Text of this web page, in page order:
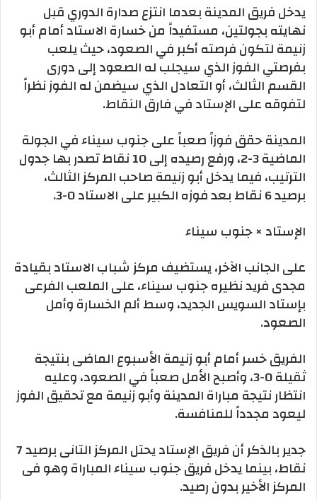
يدخل فريق المدينة بعدما انتزع صدارة الدوري قبل
نهايته بجولتين، مستفيداً من خسارة الاستاد أمام أبو
زنيمة لتكون فرصته أكبر في الصعود، حيث يلعب
بفرصتي الفوز الذي سيجلب له الصعود إلى دورى
القسم الثالث، أو التعادل الذي سيضمن له الفوز نظراً
لتفوقه على الإستاد في فارق النقاط.
المدينة حقق فوزاً صعباً على جنوب سيناء في الجولة
الماضية 3-2، ورفع رصيده إلى 10 نقاط تصدر بها جدول
الترتيب، فيما يدخل أبو زنيمة صاحب المركز الثالث،
برصيد 6 نقاط بعد فوزه الكبير على الاستاد 0-3.
الإستاد × جنوب سيناء
على الجانب الآخر، يستضيف مركز شباب الاستاد بقيادة
مجدى فريد نظيره جنوب سيناء، على الملعب الفرعى
بإستاد السويس الجديد، وسط ألم الخسارة وأمل
الصعود.
الفريق خسر أمام أبو زنيمة الأسبوع الماضى بنتيجة
ثقيلة 0-3، وأصبح الأمل صعباً في الصعود، وعليه
انتظار نتيجة مباراة المدينة وأبو زنيمة مع تحقيق الفوز
ليعود مجدداً للمنافسة.
جدير بالذكر أن فريق الإستاد يحتل المركز التانى برصيد 7
نقاط، بينما يدخل فريق جنوب سيناء المباراة وهو فى
المركز الأخير بدون رصيد.